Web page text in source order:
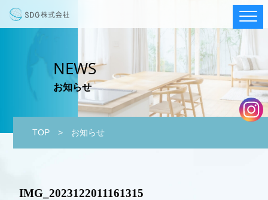
NEWS
お知らせ
TOP > お知らせ
IMG_2023122011161315